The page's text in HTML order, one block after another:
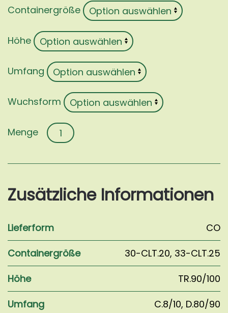
Containergröße
Höhe
Umfang
Wuchsform
Pyrus
salicifolia
Zusätzliche Informationen
Lieferform
CO
Containergröße
30-CLT.20, 33-CLT.25
Höhe
TR.90/100
Umfang
C.8/10, D.80/90